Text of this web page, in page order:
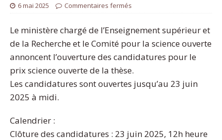
6 mai 2025 Commentaires fermés
Le ministère chargé de l’Enseignement supérieur et
de la Recherche et le Comité pour la science ouverte
annoncent l’ouverture des candidatures pour le
prix science ouverte de la thèse.
Les candidatures sont ouvertes jusqu’au 23 juin
2025 à midi.
Calendrier :
Clôture des candidatures : 23 juin 2025, 12h heure